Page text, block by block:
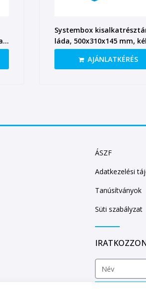
Systembox
láda, 500x310x145 mm,
AJÁNLATKÉRÉS
ÁSZF
Adatkezelési
Tanúsítványok
Süti szabályzat